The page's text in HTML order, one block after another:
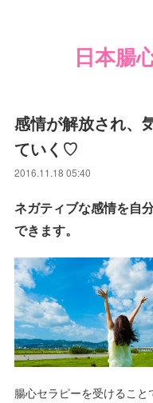
日本腸
感情が解放され、
ていく♡
2016.11.18 05:40
ネガティブな感情を自
できます。
腸心セラピーを受けるこ